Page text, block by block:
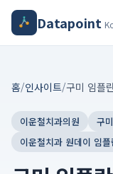
Datapoint
홈/인사이트/
이운철치과의원
구
이운철치과 원데이 임플